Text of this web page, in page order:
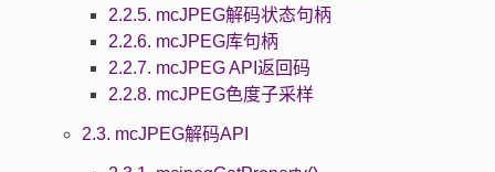
2.2.5. mcJPEG解码状态句柄
2.2.6. mcJPEG库句柄
2.2.7. mcJPEG API返回码
2.2.8. mcJPEG色度子采样
2.3. mcJPEG解码API